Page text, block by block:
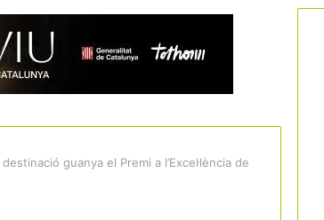
guanya el Premi a l’Excel·lència de